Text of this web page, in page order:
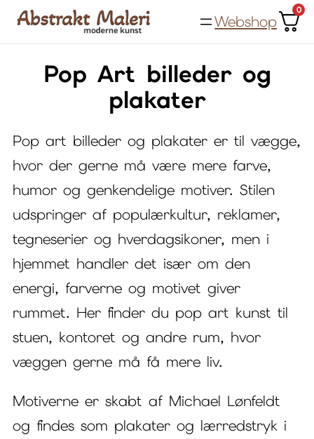
Spring
indhold
Webshop
0
Pop Art billeder og
plakater
Pop art billeder og plakater er til vægge,
hvor der gerne må være mere farve,
humor og genkendelige motiver. Stilen
udspringer af populærkultur, reklamer,
tegneserier og hverdagsikoner, men i
hjemmet handler det især om den
energi, farverne og motivet giver
rummet. Her finder du pop art kunst til
stuen, kontoret og andre rum, hvor
væggen gerne må få mere liv.
Motiverne er skabt af Michael Lønfeldt
og findes som plakater og lærredstryk i